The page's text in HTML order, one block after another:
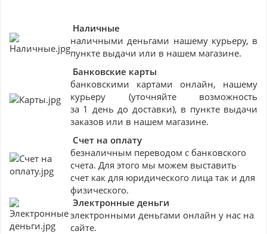
Наличные
наличными деньгами нашему курьеру, в
пункте выдачи или в нашем магазине.
Банковские карты
банковскими картами онлайн, нашему
курьеру (уточняйте возможность
за 1 день до доставки), в пункте выдачи
заказов или в нашем магазине.
Счет на оплату
безналичным переводом с банковского
счета. Для этого мы можем выставить
счет как для юридического лица так и для
физического.
Электронные деньги
электронными деньгами онлайн у нас на
сайте.